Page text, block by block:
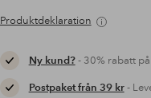
Produktdeklaration
Ny kund?- 30% rabatt
Postpaket från 39 kr-